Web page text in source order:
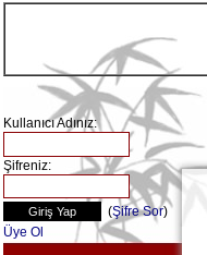
Kullanıcı Adınız:
Şifreniz:
(Şifre Sor)
Üye Ol